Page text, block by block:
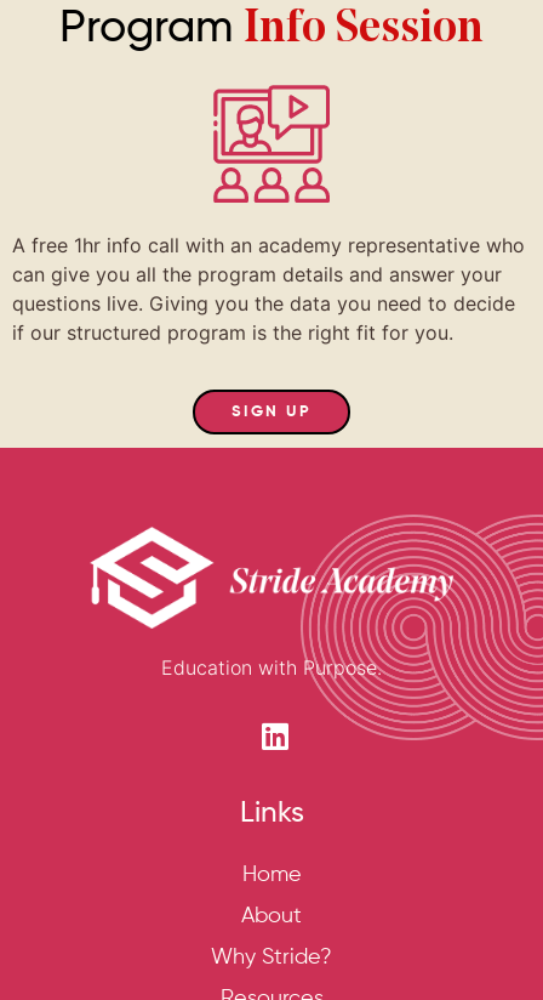
Program Info Session
A free 1hr info call with an academy representative who
can give you all the program details and answer your
questions live. Giving you the data you need to decide
if our structured program is the right fit for you.
SIGN UP
Education with Purpose.
Links
Home
About
Why Stride?